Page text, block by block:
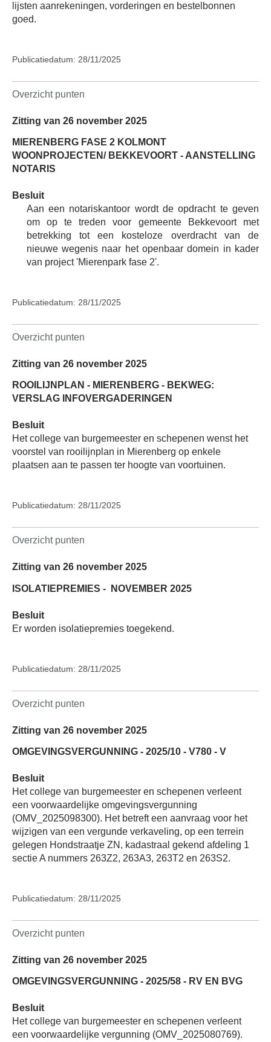
lijsten aanrekeningen, vorderingen en bestelbonnen
goed.
Publicatiedatum: 28/11/2025
Overzicht punten
Zitting van 26 november 2025
MIERENBERG FASE 2 KOLMONT
WOONPROJECTEN/ BEKKEVOORT - AANSTELLING
NOTARIS
Besluit
Aan een notariskantoor wordt de opdracht te geven
om op te treden voor gemeente Bekkevoort met
betrekking tot een kosteloze overdracht van de
nieuwe wegenis naar het openbaar domein in kader
van project 'Mierenpark fase 2'.
Publicatiedatum: 28/11/2025
Overzicht punten
Zitting van 26 november 2025
ROOILIJNPLAN - MIERENBERG - BEKWEG:
VERSLAG INFOVERGADERINGEN
Besluit
Het college van burgemeester en schepenen wenst het
voorstel van rooilijnplan in Mierenberg op enkele
plaatsen aan te passen ter hoogte van voortuinen.
Publicatiedatum: 28/11/2025
Overzicht punten
Zitting van 26 november 2025
ISOLATIEPREMIES - NOVEMBER 2025
Besluit
Er worden isolatiepremies toegekend.
Publicatiedatum: 28/11/2025
Overzicht punten
Zitting van 26 november 2025
OMGEVINGSVERGUNNING - 2025/10 - V780 - V
Besluit
Het college van burgemeester en schepenen verleent
een voorwaardelijke omgevingsvergunning
(OMV_2025098300). Het betreft een aanvraag voor het
wijzigen van een vergunde verkaveling, op een terrein
gelegen Hondstraatje ZN, kadastraal gekend afdeling 1
sectie A nummers 263Z2, 263A3, 263T2 en 263S2.
Publicatiedatum: 28/11/2025
Overzicht punten
Zitting van 26 november 2025
OMGEVINGSVERGUNNING - 2025/58 - RV EN BVG
Besluit
Het college van burgemeester en schepenen verleent
een voorwaardelijke vergunning (OMV_2025080769).